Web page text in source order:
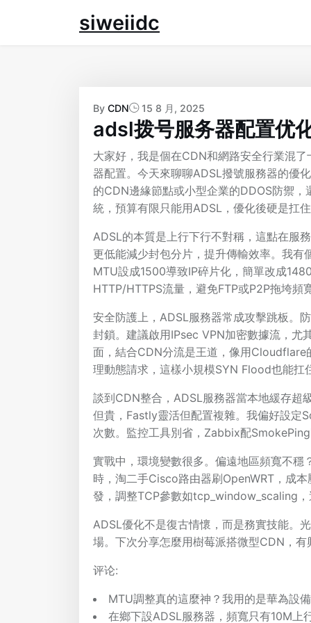
siweiidc
By CDN 15 8 月, 2025
adsl拨号服务器配置优
大家好，我是個在CDN和網路安全行業混
器配置。今天來聊聊ADSL撥號服務器的優
的CDN邊緣節點或小型企業的DDOS防禦
統，預算有限只能用ADSL，優化後硬是扛
ADSL的本質是上行下行不對稱，這點在服
更低能減少封包分片，提升傳輸效率。我
MTU設成1500導致IP碎片化，簡單改成
HTTP/HTTPS流量，避免FTP或P2P拖垮頻
安全防護上，ADSL服務器常成攻擊跳板。
封鎖。建議啟用IPsec VPN加密數據流，尤
面，結合CDN分流是王道，像用Cloudflare
理動態請求，這樣小規模SYN Flood也能扛
談到CDN整合，ADSL服務器當本地緩存超
但貴，Fastly靈活但配置複雜。我偏好設定
次數。監控工具別省，Zabbix配
實戰中，環境變數很多。偏遠地區頻寬不穩
時，淘二手Cisco路由器刷OpenWRT，成
發，調整TCP參數如tcp_window_scaling
ADSL優化不是復古情懷，而是務實技能。
場。下次分享怎麼用樹莓派搭微型CDN，有
评论:
MTU調整真的這麼神？我用的是華為設
在鄉下設ADSL服務器，頻寬只有10M上